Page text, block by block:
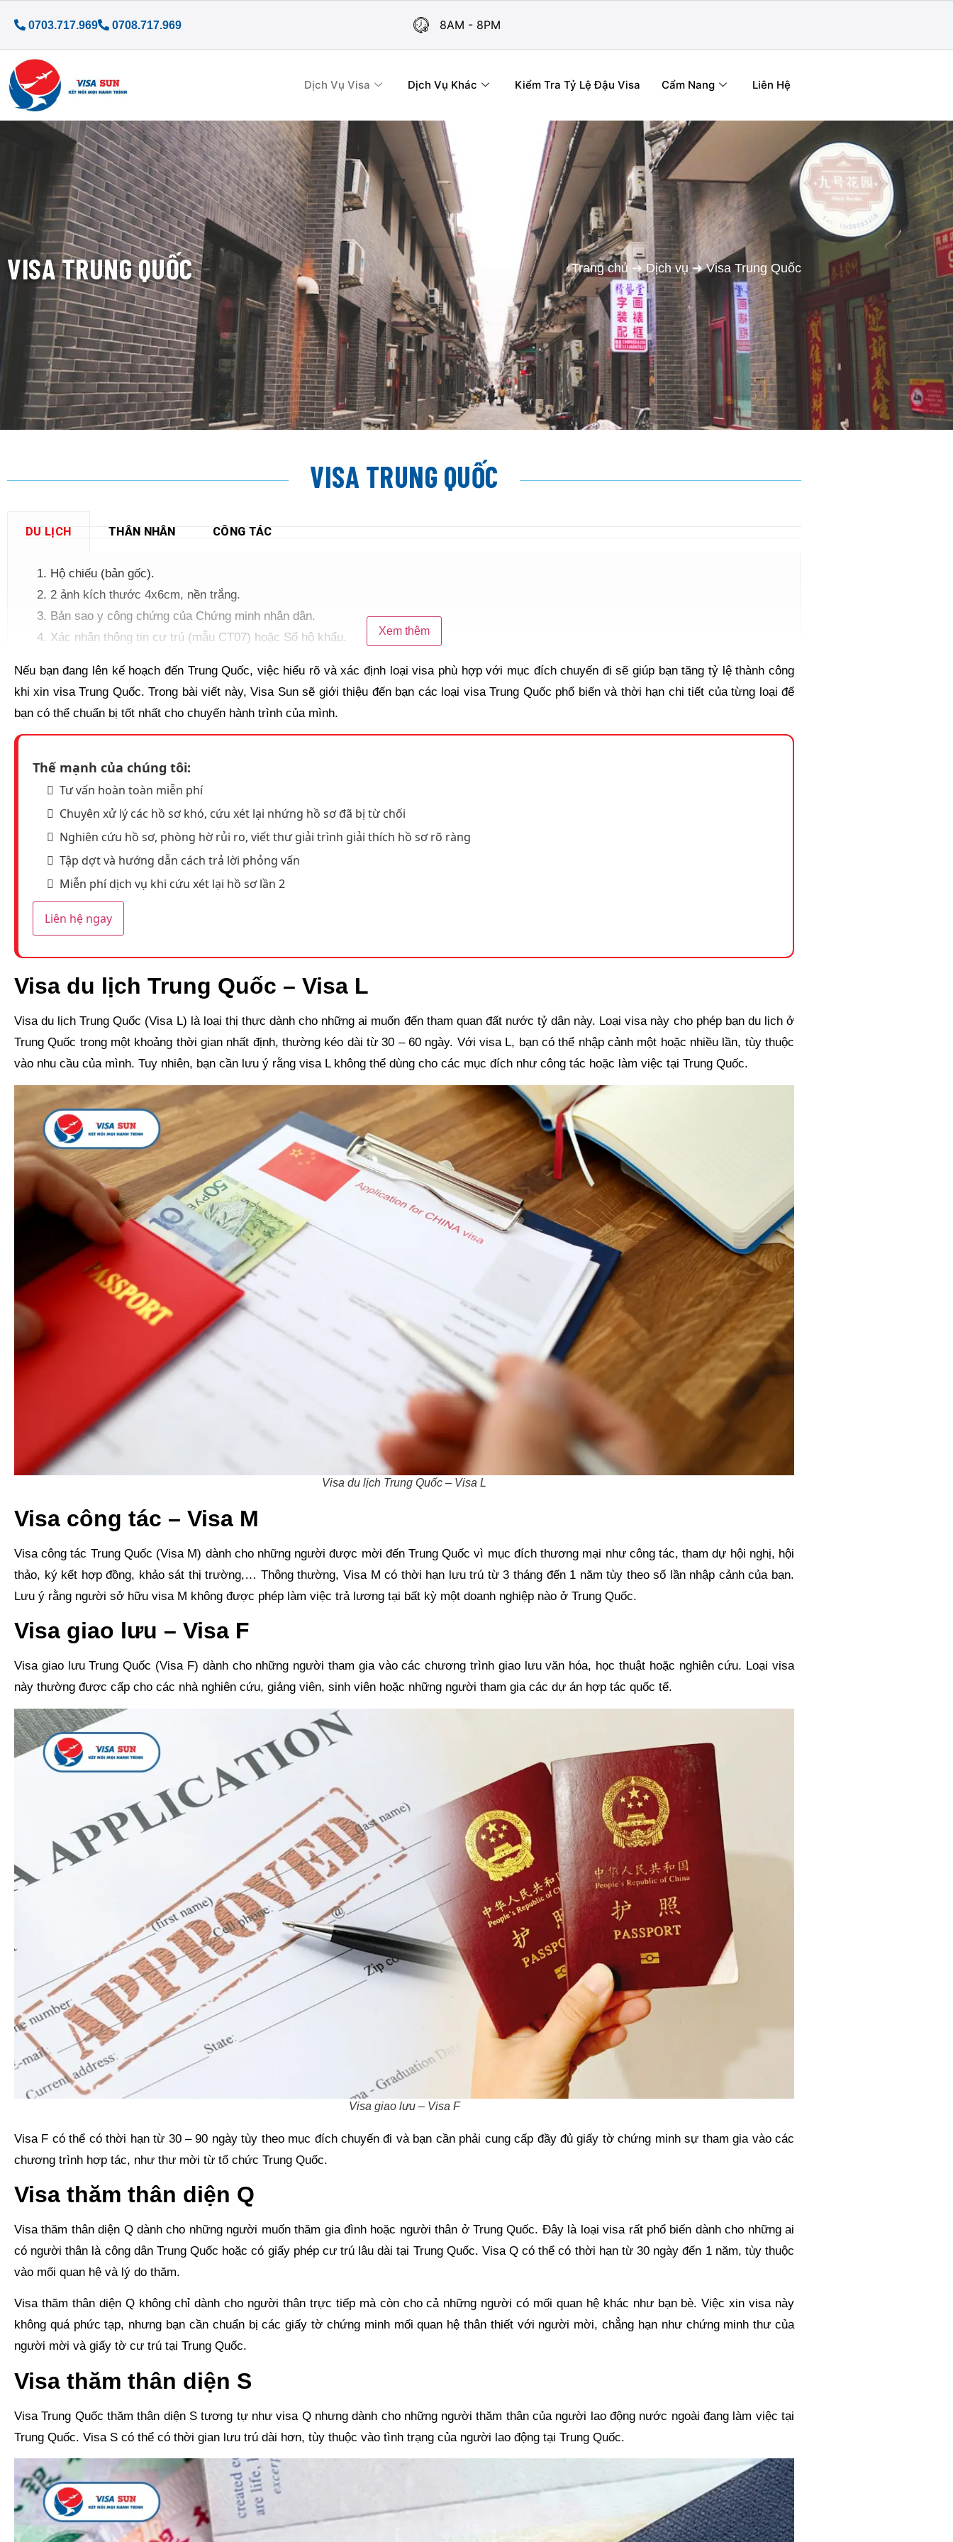
0703.717.969 0708.717.969 8AM - 8PM
Dịch Vụ Visa Dịch Vụ Khác Kiểm Tra Tỷ Lệ Đậu Visa Cẩm Nang Liên Hệ
VISA TRUNG QUỐC Trang chủ ➜Dịch vụ➜Visa Trung Quốc
VISA TRUNG QUỐC
DU LỊCH THÂN NHÂN CÔNG TÁC
Hộ chiếu (bản gốc).
2 ảnh kích thước 4x6cm, nền trắng.
Bản sao y công chứng của Chứng minh nhân dân.
Xác nhận thông tin cư trú (mẫu CT07) hoặc Sổ hộ khẩu.
Xem thêm
Nếu bạn đang lên kế hoạch đến Trung Quốc, việc hiểu rõ và xác định loại visa phù hợp với mục đích chuyến đi sẽ giúp bạn tăng tỷ lệ thành công
khi xin visa Trung Quốc. Trong bài viết này, Visa Sun sẽ giới thiệu đến bạn các loại visa Trung Quốc phổ biến và thời hạn chi tiết của từng loại để
bạn có thể chuẩn bị tốt nhất cho chuyến hành trình của mình.
Thế mạnh của chúng tôi:
Tư vấn hoàn toàn miễn phí
Chuyên xử lý các hồ sơ khó, cứu xét lại nhứng hồ sơ đã bị từ chối
Nghiên cứu hồ sơ, phòng hờ rủi ro, viết thư giải trình giải thích hồ sơ rõ ràng
Tập dợt và hướng dẫn cách trả lời phỏng vấn
Miễn phí dịch vụ khi cứu xét lại hồ sơ lần 2
Liên hệ ngay
Visa du lịch Trung Quốc – Visa L
Visa du lịch Trung Quốc (Visa L) là loại thị thực dành cho những ai muốn đến tham quan đất nước tỷ dân này. Loại visa này cho phép bạn du lịch ở
Trung Quốc trong một khoảng thời gian nhất định, thường kéo dài từ 30 – 60 ngày. Với visa L, bạn có thể nhập cảnh một hoặc nhiều lần, tùy thuộc
vào nhu cầu của mình. Tuy nhiên, bạn cần lưu ý rằng visa L không thể dùng cho các mục đích như công tác hoặc làm việc tại Trung Quốc.
Visa du lịch Trung Quốc – Visa L
Visa công tác – Visa M
Visa công tác Trung Quốc (Visa M) dành cho những người được mời đến Trung Quốc vì mục đích thương mại như công tác, tham dự hội nghị, hội
thảo, ký kết hợp đồng, khảo sát thị trường,… Thông thường, Visa M có thời hạn lưu trú từ 3 tháng đến 1 năm tùy theo số lần nhập cảnh của bạn.
Lưu ý rằng người sở hữu visa M không được phép làm việc trả lương tại bất kỳ một doanh nghiệp nào ở Trung Quốc.
Visa giao lưu – Visa F
Visa giao lưu Trung Quốc (Visa F) dành cho những người tham gia vào các chương trình giao lưu văn hóa, học thuật hoặc nghiên cứu. Loại visa
này thường được cấp cho các nhà nghiên cứu, giảng viên, sinh viên hoặc những người tham gia các dự án hợp tác quốc tế.
Visa giao lưu – Visa F
Visa F có thể có thời hạn từ 30 – 90 ngày tùy theo mục đích chuyến đi và bạn cần phải cung cấp đầy đủ giấy tờ chứng minh sự tham gia vào các
chương trình hợp tác, như thư mời từ tổ chức Trung Quốc.
Visa thăm thân diện Q
Visa thăm thân diện Q dành cho những người muốn thăm gia đình hoặc người thân ở Trung Quốc. Đây là loại visa rất phổ biến dành cho những ai
có người thân là công dân Trung Quốc hoặc có giấy phép cư trú lâu dài tại Trung Quốc. Visa Q có thể có thời hạn từ 30 ngày đến 1 năm, tùy thuộc
vào mối quan hệ và lý do thăm.
Visa thăm thân diện Q không chỉ dành cho người thân trực tiếp mà còn cho cả những người có mối quan hệ khác như bạn bè. Việc xin visa này
không quá phức tạp, nhưng bạn cần chuẩn bị các giấy tờ chứng minh mối quan hệ thân thiết với người mời, chẳng hạn như chứng minh thư của
người mời và giấy tờ cư trú tại Trung Quốc.
Visa thăm thân diện S
Visa Trung Quốc thăm thân diện S tương tự như visa Q nhưng dành cho những người thăm thân của người lao động nước ngoài đang làm việc tại
Trung Quốc. Visa S có thể có thời gian lưu trú dài hơn, tùy thuộc vào tình trạng của người lao động tại Trung Quốc.